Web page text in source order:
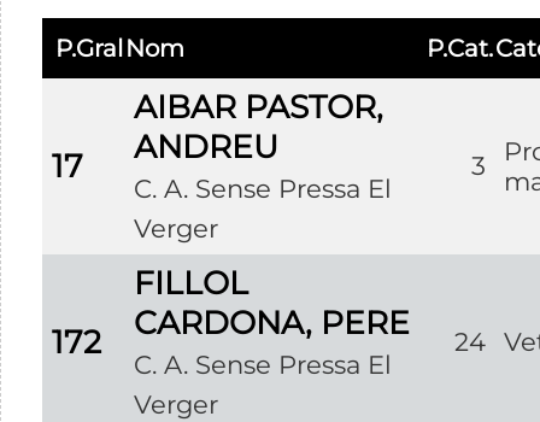
P.Gral Nom P.Cat.
17
AIBAR PASTOR,
ANDREU
C. A. Sense Pressa El
Verger
3
172
FILLOL
CARDONA, PERE
C. A. Sense Pressa El
Verger
24